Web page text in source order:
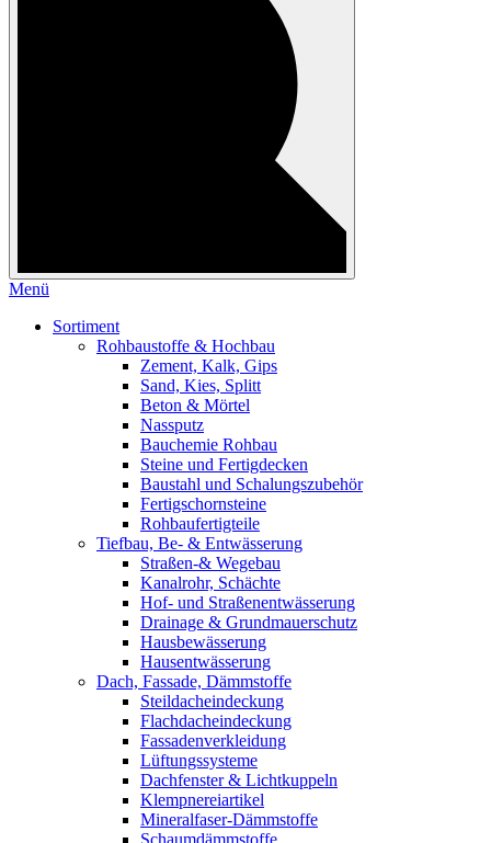
Menü
Sortiment
Rohbaustoffe & Hochbau
Zement, Kalk, Gips
Sand, Kies, Splitt
Beton & Mörtel
Nassputz
Bauchemie Rohbau
Steine und Fertigdecken
Baustahl und Schalungszubehör
Fertigschornsteine
Rohbaufertigteile
Tiefbau, Be- & Entwässerung
Straßen-& Wegebau
Kanalrohr, Schächte
Hof- und Straßenentwässerung
Drainage & Grundmauerschutz
Hausbewässerung
Hausentwässerung
Dach, Fassade, Dämmstoffe
Steildacheindeckung
Flachdacheindeckung
Fassadenverkleidung
Lüftungssysteme
Dachfenster & Lichtkuppeln
Klempnereiartikel
Mineralfaser-Dämmstoffe
Schaumdämmstoffe